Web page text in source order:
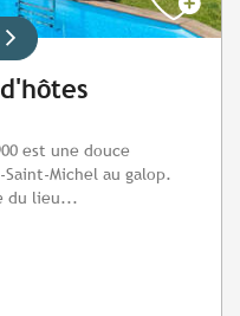
est une douce
Michel au galop.
du lieu...